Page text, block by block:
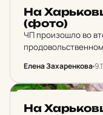
На
(фото)
ЧП произошло во
Ломоносова. Пожар
увидели, как
Елена Захаренкова
На